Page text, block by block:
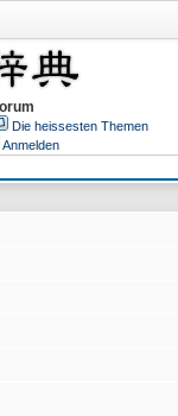
Die heissesten Themen
Anmelden